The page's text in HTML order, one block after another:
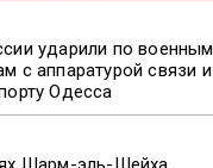
ударили по военным
с аппаратурой связи и
Одесса